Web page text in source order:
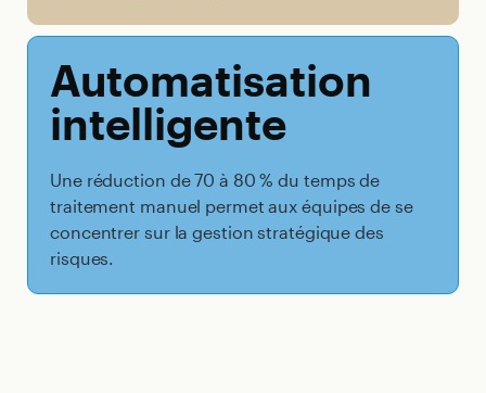
Automatisation
intelligente
Une réduction de 70 à 80 % du temps de
traitement manuel permet aux équipes de se
concentrer sur la gestion stratégique des
risques.